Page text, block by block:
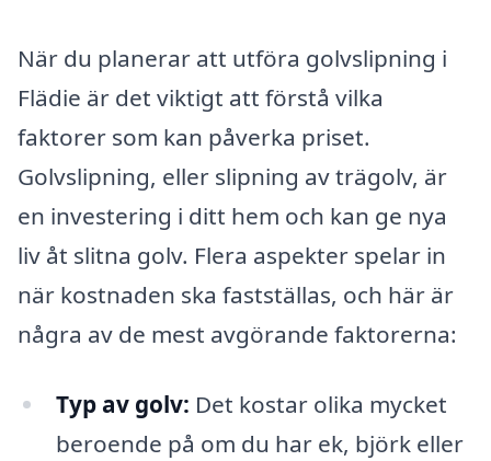
När du planerar att utföra golvslipning i
Flädie är det viktigt att förstå vilka
faktorer som kan påverka priset.
Golvslipning, eller slipning av trägolv, är
en investering i ditt hem och kan ge nya
liv åt slitna golv. Flera aspekter spelar in
när kostnaden ska fastställas, och här är
några av de mest avgörande faktorerna:
Typ av golv: Det kostar olika mycket
beroende på om du har ek, björk eller